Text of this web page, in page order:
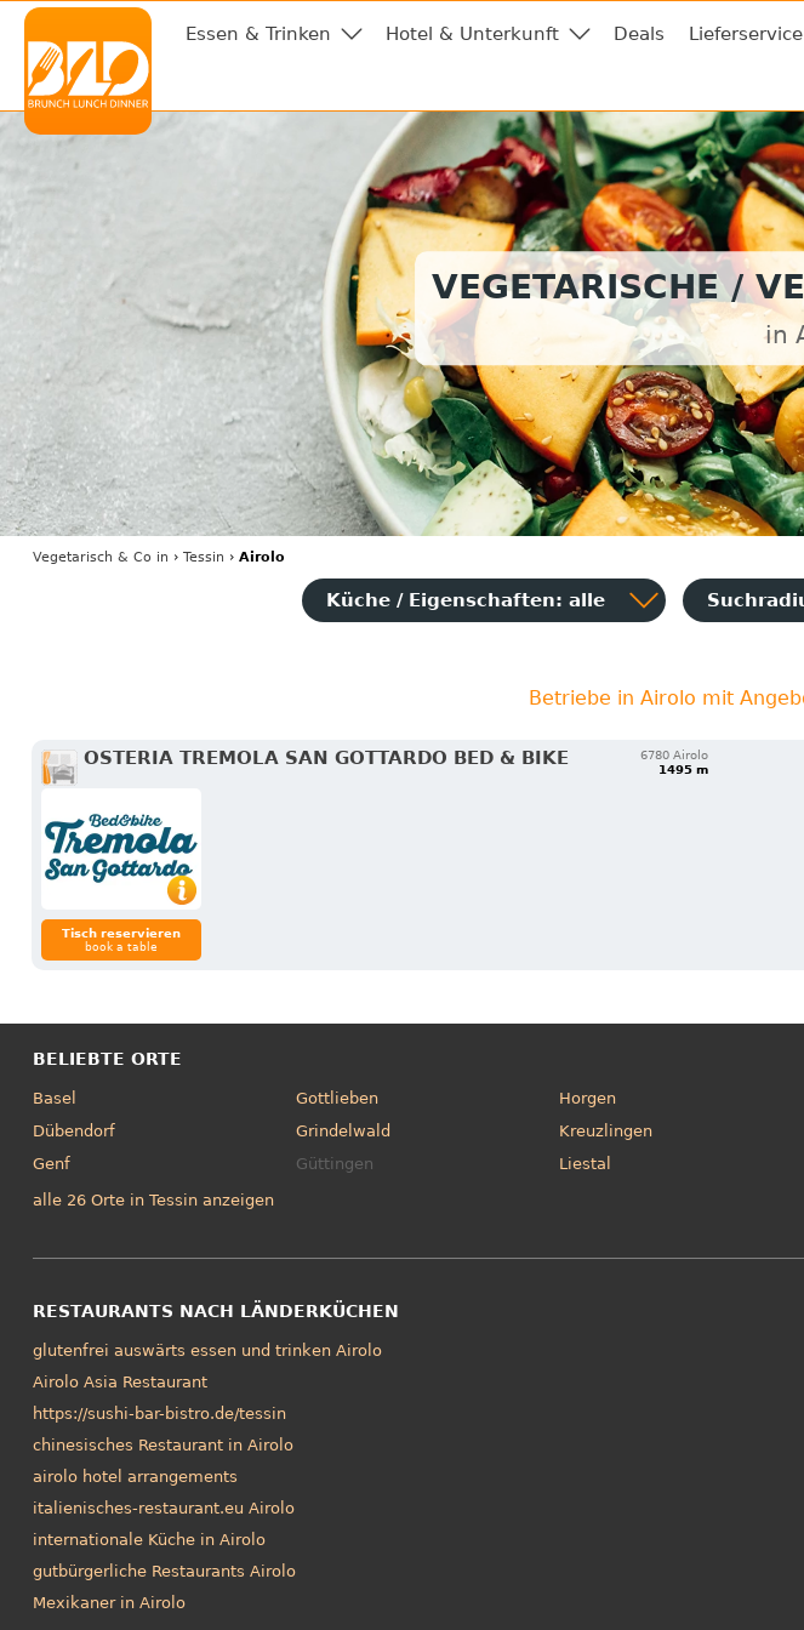
Essen & Trinken Hotel & Unterkunft Deals Lieferservice
VEGETARISCHE /
in
Vegetarisch & Co in › Tessin › Airolo
Küche / Eigenschaften: alle
Betriebe in Airolo mit
OSTERIA TREMOLA SAN GOTTARDO BED & BIKE
6780 Airolo
1495 m
Tisch reservieren
book a table
BELIEBTE ORTE
Basel
Dübendorf
Genf
Gottlieben
Grindelwald
Güttingen
Horgen
Kreuzlingen
Liestal
alle 26 Orte in Tessin anzeigen
RESTAURANTS NACH LÄNDERKÜCHEN
glutenfrei auswärts essen und trinken Airolo
Airolo Asia Restaurant
https://sushi-bar-bistro.de/tessin
chinesisches Restaurant in Airolo
airolo hotel arrangements
italienisches-restaurant.eu Airolo
internationale Küche in Airolo
gutbürgerliche Restaurants Airolo
Mexikaner in Airolo